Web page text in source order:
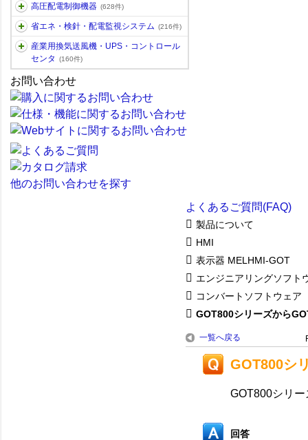
高圧配電制御機器 (628件)
省エネ・検針・配電監視システム (216件)
産業用換気送風機・UPS・コントロール
センタ
(160件)
お問い合わせ
他のお問い合わせを探す
よくあるご質問(FAQ)
製品について
HMI
表示器 MELHMI-GOT
エンジニアリングソフト
コンバートソフトウェア
GOT800シリーズから
一覧へ戻る
GOT800シ
GOT800シリ
回答